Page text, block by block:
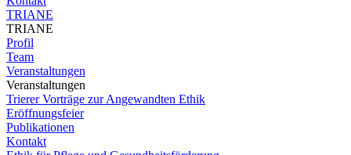
TRIANE
TRIANE
Profil
Team
Veranstaltungen
Veranstaltungen
Trierer Vorträge zur Angewandten Ethik
Eröffnungsfeier
Publikationen
Kontakt